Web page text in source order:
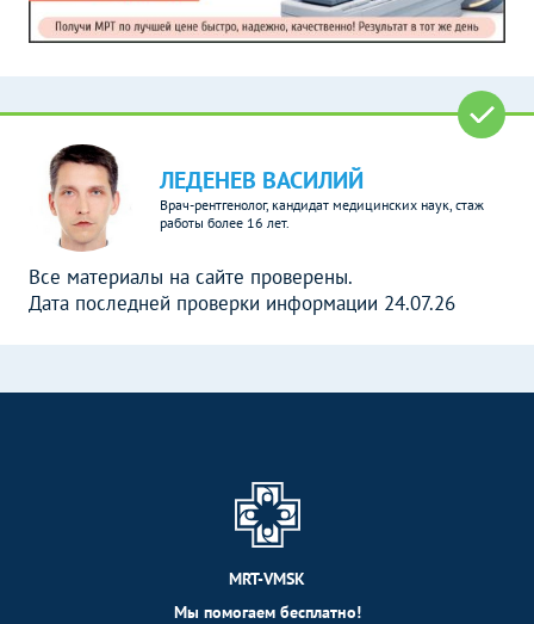
ЛЕДЕНЕВ ВАСИЛИЙ
Врач-рентгенолог, кандидат медицинских наук, стаж
работы более 16 лет.
Все материалы на сайте проверены.
Дата последней проверки информации 24.07.26
MRT-VMSK
Мы помогаем бесплатно!